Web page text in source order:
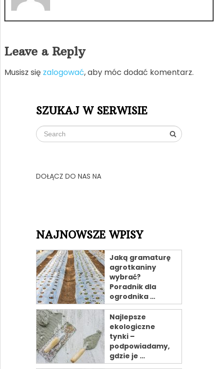
Leave a Reply
Musisz się zalogować, aby móc dodać komentarz.
SZUKAJ W SERWISIE
DOŁĄCZ DO NAS NA
NAJNOWSZE WPISY
Jaką gramaturę
agrotkaniny
wybrać?
Poradnik dla
ogrodnika …
Najlepsze
ekologiczne
tynki –
podpowiadamy,
gdzie je …